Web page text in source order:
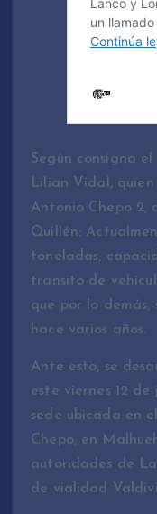
Según consigna
Lilian Vidal,
Antonio Chepo 2,
Quillén:
toneladas,
transito de
que por lo
hace varios años.
Ante esto, se
este viernes 12 de
sede ubicada en
Chepo, en
autoridades de
de vialidad